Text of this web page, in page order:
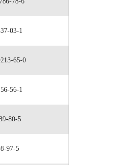
03-1
65-0
56-1
80-5
97-5